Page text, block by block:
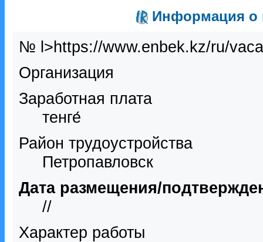
Информация о
№ l>https://www.enbek.kz/ru/
Организация
Заработная плата
тенге́
Район трудоустройства
Петропавловск
Дата размещения/
//
Характер работы